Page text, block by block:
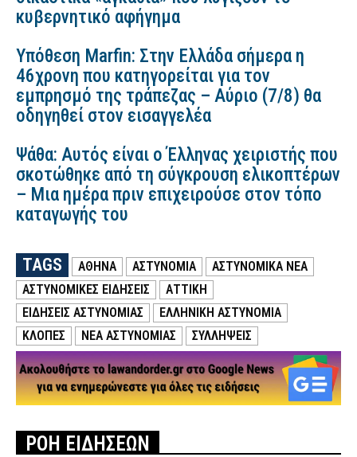
κυβερνητικό αφήγημα
Υπόθεση Marfin: Στην Ελλάδα σήμερα η
46χρονη που κατηγορείται για τον
εμπρησμό της τράπεζας – Αύριο (7/8) θα
οδηγηθεί στον εισαγγελέα
Ψάθα: Αυτός είναι ο Έλληνας χειριστής που
σκοτώθηκε από τη σύγκρουση ελικοπτέρων
– Μια ημέρα πριν επιχειρούσε στον τόπο
καταγωγής του
TAGS ΑΘΗΝΑ ΑΣΤΥΝΟΜΙΑ
ΑΣΤΥΝΟΜΙΚΑ ΝΕΑ
ΑΣΤΥΝΟΜΙΚΕΣ ΕΙΔΗΣΕΙΣ
ΑΤΤΙΚΗ
ΕΙΔΗΣΕΙΣ ΑΣΤΥΝΟΜΙΑΣ
ΕΛΛΗΝΙΚΗ ΑΣΤΥΝΟΜΙΑ
ΚΛΟΠΕΣ
ΝΕΑ ΑΣΤΥΝΟΜΙΑΣ ΣΥΛΛΗΨΕΙΣ
ΡΟΗ ΕΙΔΗΣΕΩΝ